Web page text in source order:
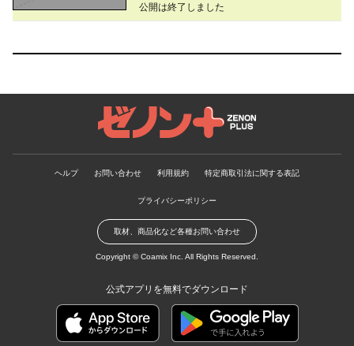
公開は終了しました
ゼノンプラス
ヘルプ お問い合わせ 利用規約 特定商取引法に関する表記
プライバシーポリシー
取材、商品化など各種お問い合わせ
Copyright ©Coamix Inc. All Rights Reserved.
公式アプリを無料でダウンロード